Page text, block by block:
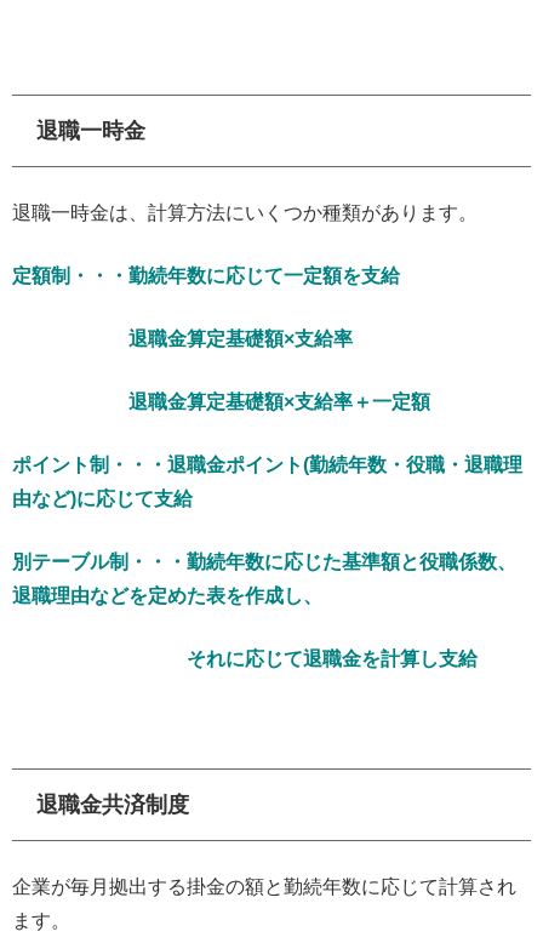
退職一時金
退職一時金は、計算方法にいくつか種類があります。
定額制・・・勤続年数に応じて一定額を支給
退職金算定基礎額×支給率
退職金算定基礎額×支給率＋一定額
ポイント制・・・退職金ポイント(勤続年数・役職・退職理
由など)に応じて支給
別テーブル制・・・勤続年数に応じた基準額と役職係数、
退職理由などを定めた表を作成し、
それに応じて退職金を計算し支給
退職金共済制度
企業が毎月拠出する掛金の額と勤続年数に応じて計算され
ます。